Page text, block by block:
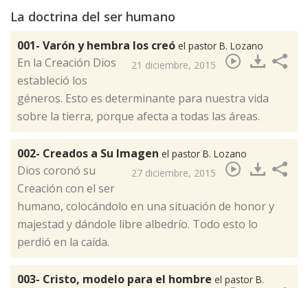
La doctrina del ser humano
001- Varón y hembra los creó el pastor B. Lozano
21 diciembre, 2015
​En la Creación Dios
estableció los
géneros. Esto es determinante para nuestra vida
sobre la tierra, porque afecta a todas las áreas.
002- Creados a Su Imagen el pastor B. Lozano
27 diciembre, 2015
​Dios coronó su
Creación con el ser
humano, colocándolo en una situación de honor y
majestad y dándole libre albedrío. Todo esto lo
perdió en la caída.
003- Cristo, modelo para el hombre el pastor B.